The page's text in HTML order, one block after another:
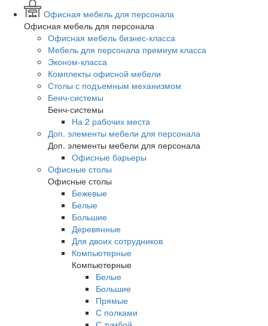
Офисная мебель для персонала
Офисная мебель для персонала
Офисная мебель бизнес-класса
Мебель для персонала премиум класса
Эконом-класса
Комплекты офисной мебели
Столы с подъемным механизмом
Бенч-системы
Бенч-системы
На 2 рабочих места
Доп. элементы мебели для персонала
Доп. элементы мебели для персонала
Офисные барьеры
Офисные столы
Офисные столы
Бежевые
Белые
Большие
Деревянные
Для двоих сотрудников
Компьютерные
Компьютерные
Белые
Большие
Прямые
С полками